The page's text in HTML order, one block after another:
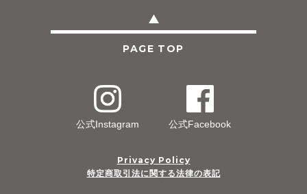
PAGE TOP
公式Instagram 公式Facebook
Privacy Policy
特定商取引法に関する法律の表記